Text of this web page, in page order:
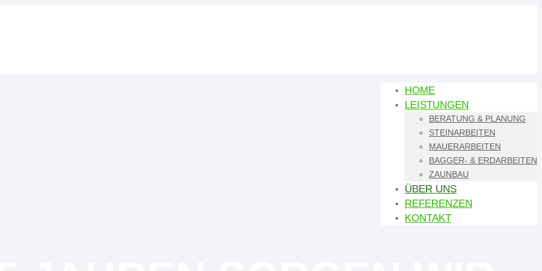
HOME
LEISTUNGEN
BERATUNG & PLANUNG
STEINARBEITEN
MAUERARBEITEN
BAGGER- & ERDARBEITEN
ZAUNBAU
ÜBER UNS
REFERENZEN
KONTAKT